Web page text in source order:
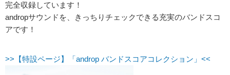
完全収録しています！
andropサウンドを、きっちりチェックできる充実のバンドスコ
アです！
>>【特設ページ】「androp バンドスコアコレクション」<<